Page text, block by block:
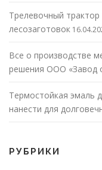
Трелевочный
лесозаготовок
Все о производстве
решения ООО «Завод
Термостойкая эмаль
нанести для
РУБРИКИ